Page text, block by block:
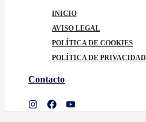
INICIO
AVISO LEGAL
POLÍTICA DE COOKIES
POLÍTICA DE PRIVACIDAD
Contacto